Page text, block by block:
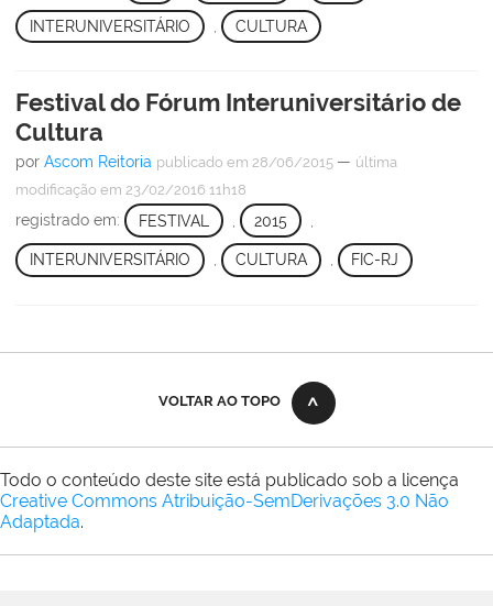
INTERUNIVERSITÁRIO CULTURA
Festival do Fórum Interuniversitário de
Cultura
por Ascom Reitoria publicado em 28/06/2015 — última
modificação em 23/02/2016 11h18
registrado em: FESTIVAL 2015
INTERUNIVERSITÁRIO , CULTURA , FIC-RJ
VOLTAR AO TOPO
Todo o conteúdo deste site está publicado sob a licença
Creative Commons Atribuição-SemDerivações 3.0 Não
Adaptada.